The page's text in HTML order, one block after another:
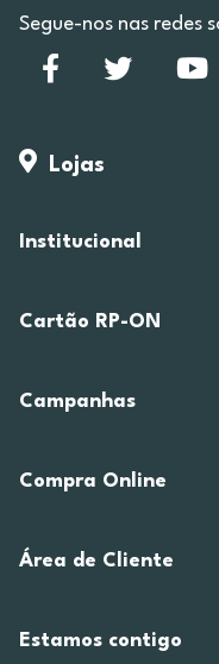
Segue-nos nas redes
Lojas
Institucional
Cartão RP-ON
Campanhas
Compra Online
Área de Cliente
Estamos contigo